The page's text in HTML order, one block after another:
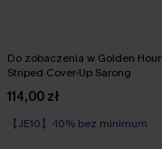
Do zobaczenia w Golden Hour
Striped Cover-Up Sarong
114,00 zł
【JE10】-10% bez minimum